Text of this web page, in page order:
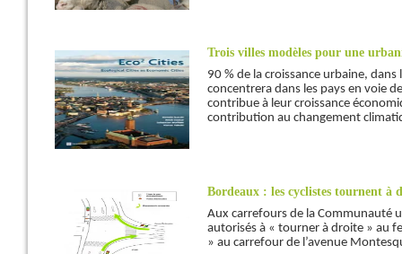
Trois villes modèles pour une
90 % de la croissance urbaine,
concentrera dans les pays en voie
contribue à leur croissance
contribution au changement
Bordeaux : les cyclistes tournent à
Aux carrefours de la Communauté
autorisés à « tourner à droite » au
» au carrefour de l’avenue